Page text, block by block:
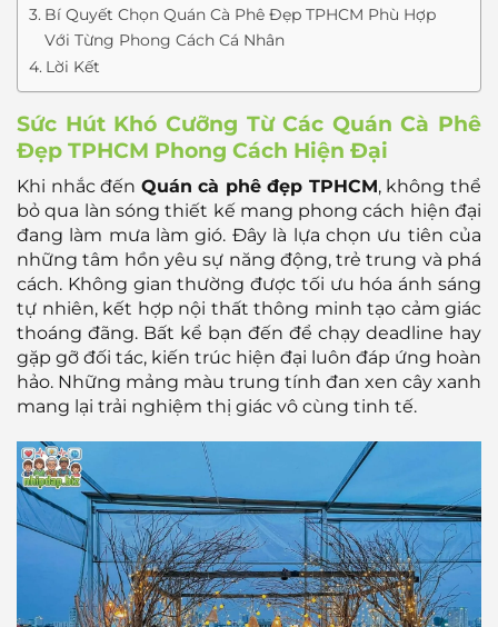
Bí Quyết Chọn Quán Cà Phê Đẹp TPHCM Phù Hợp
Với Từng Phong Cách Cá Nhân
Lời Kết
Sức Hút Khó Cưỡng Từ Các Quán Cà Phê
Đẹp TPHCM Phong Cách Hiện Đại
Khi nhắc đến Quán cà phê đẹp TPHCM, không thể
bỏ qua làn sóng thiết kế mang phong cách hiện đại
đang làm mưa làm gió. Đây là lựa chọn ưu tiên của
những tâm hồn yêu sự năng động, trẻ trung và phá
cách. Không gian thường được tối ưu hóa ánh sáng
tự nhiên, kết hợp nội thất thông minh tạo cảm giác
thoáng đãng. Bất kể bạn đến để chạy deadline hay
gặp gỡ đối tác, kiến trúc hiện đại luôn đáp ứng hoàn
hảo. Những mảng màu trung tính đan xen cây xanh
mang lại trải nghiệm thị giác vô cùng tinh tế.